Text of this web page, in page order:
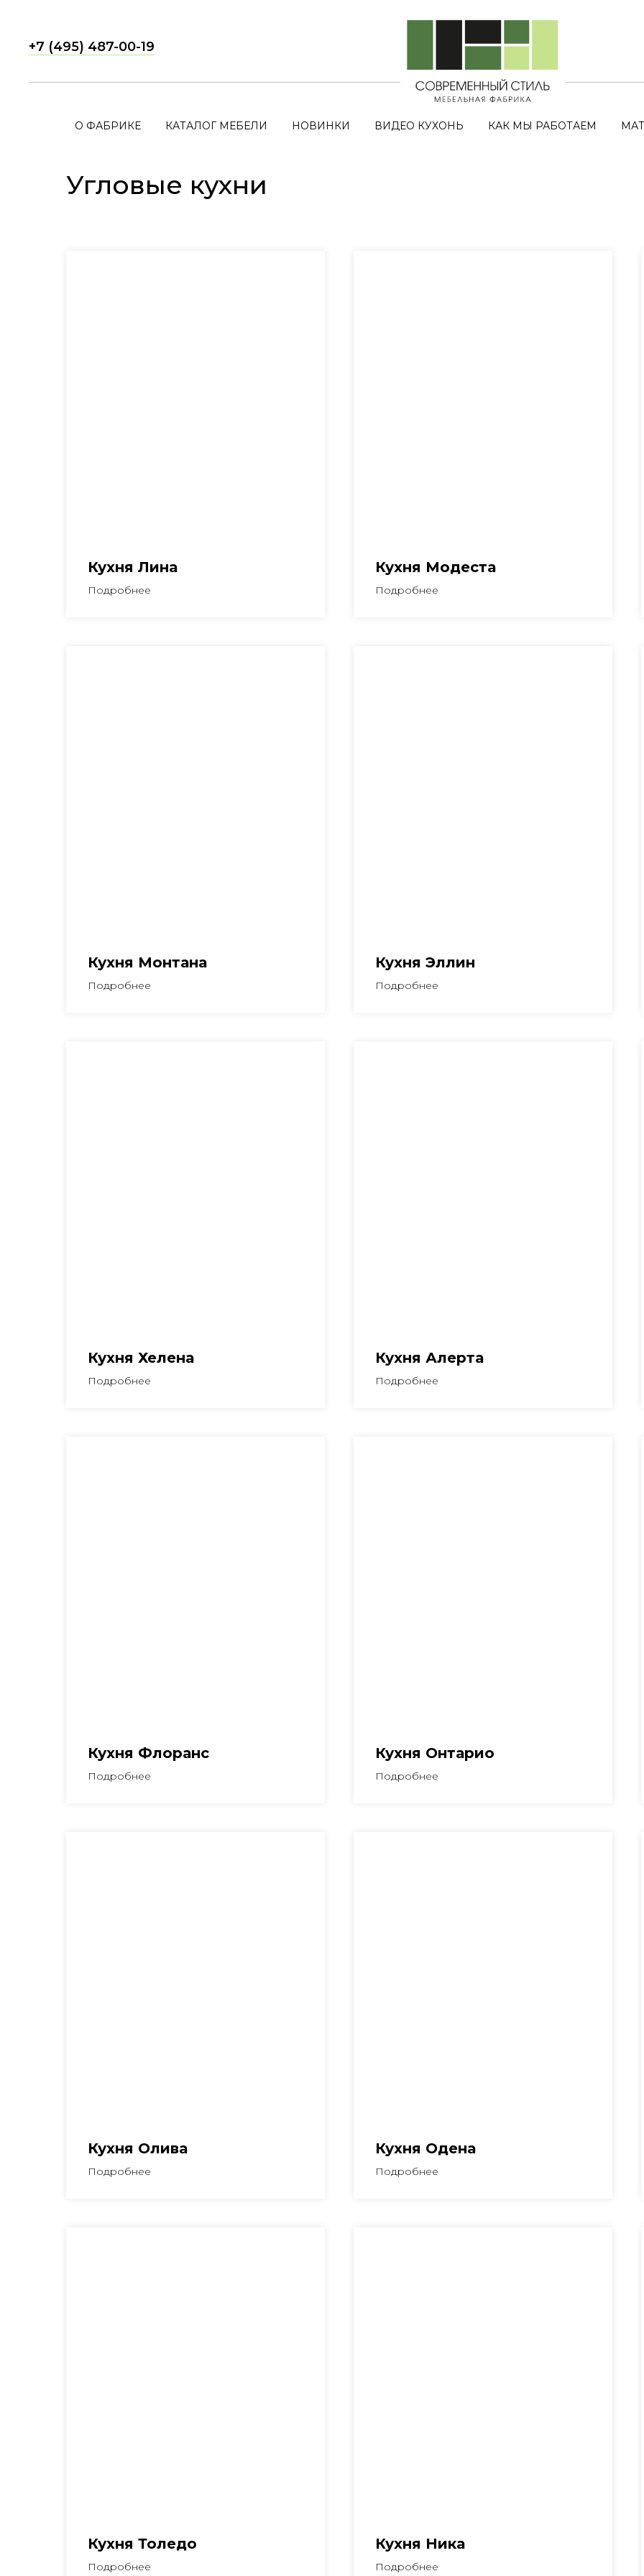
+7 (495) 487-00-19
О ФАБРИКЕ КАТАЛОГ МЕБЕЛИ НОВИНКИ ВИДЕО КУХОНЬ КАК МЫ РАБОТАЕМ
Угловые кухни
Кухня Лина
Подробнее
Кухня Модеста
Подробнее
Кухня Монтана
Подробнее
Кухня Эллин
Подробнее
Кухня Хелена
Подробнее
Кухня Алерта
Подробнее
Кухня Флоранс
Подробнее
Кухня Онтарио
Подробнее
Кухня Олива
Подробнее
Кухня Одена
Подробнее
Кухня Толедо
Подробнее
Кухня Ника
Подробнее